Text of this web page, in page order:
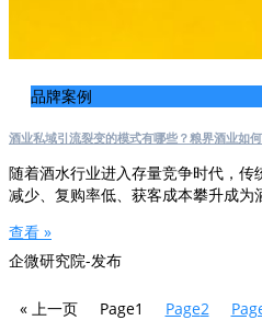
品牌案例
酒业私域引流裂变的模式有哪些？粮界酒业如
随着酒水行业进入存量竞争时代，传
减少、复购率低、获客成本攀升成为
查看 »
企微研究院-发布
« 上一页 Page1 Page2